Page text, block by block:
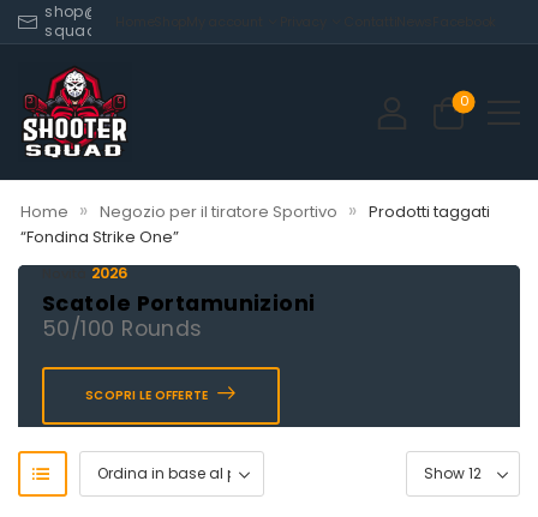
shop@shooter-
squad.com
0
Home » Negozio per il tiratore Sportivo » Prodotti taggati
“Fondina Strike One”
2026
Scatole Portamunizioni
50/100 Rounds
SCOPRI LE OFFERTE